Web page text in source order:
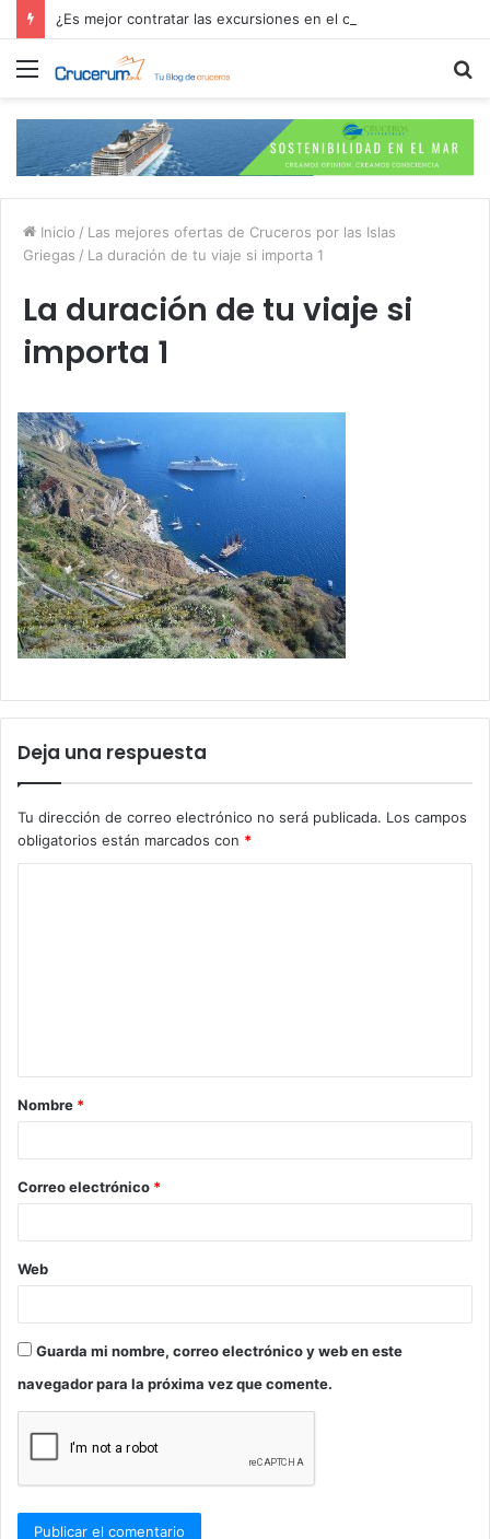
Menú
Inicio / Las mejores ofertas de Cruceros por las Islas
Griegas / La duración de tu viaje si importa 1
La duración de tu viaje si
importa 1
Deja una respuesta
Tu dirección de correo electrónico no será publicada. Los campos
obligatorios están marcados con *
a
r
*
Nombre *
Correo electrónico *
Web
Guarda mi nombre, correo electrónico y web en este
navegador para la próxima vez que comente.